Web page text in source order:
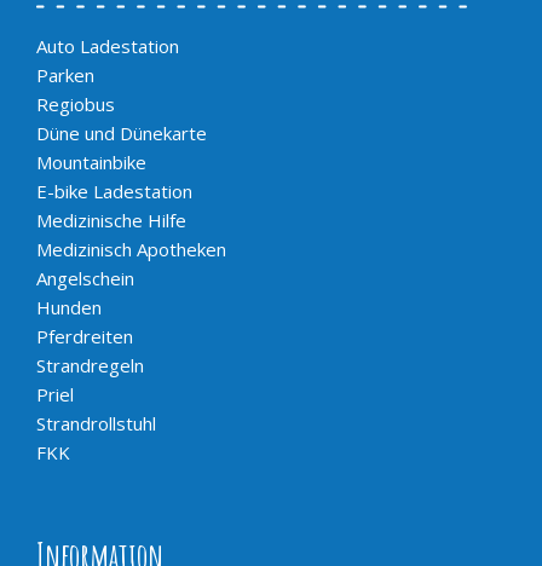
Auto Ladestation
Parken
Regiobus
Düne und Dünekarte
Mountainbike
E-bike Ladestation
Medizinische Hilfe
Medizinisch Apotheken
Angelschein
Hunden
Pferdreiten
Strandregeln
Priel
Strandrollstuhl
FKK
Information